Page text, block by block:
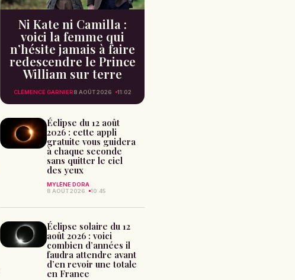
Ni Kate ni Camilla :
voici la femme qui
n’hésite jamais à faire
redescendre le Prince
William sur terre
CLÉMENCE GARNIER8 AOÛT 2026 11:02
Éclipse du 12 août
2026 : cette appli
gratuite vous guidera
à chaque seconde
sans quitter le ciel
des yeux
MYLÈNE DORA
8 AOÛT 2026
10:45
Éclipse solaire du 12
août 2026 : voici
combien d’années il
faudra attendre avant
d’en revoir une totale
en France